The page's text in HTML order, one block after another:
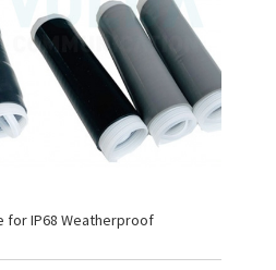
for IP68 Weatherproof